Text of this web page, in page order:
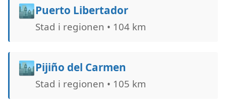
🏙️Puerto Libertador
Stad i regionen • 104 km
🏙️Pijiño del Carmen
Stad i regionen • 105 km